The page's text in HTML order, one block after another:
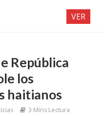
República
los
haitianos
3 Mins Lectura
VER